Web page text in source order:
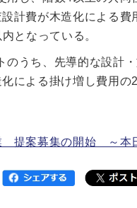
計費が木造化による
となっている。
うち、先導的な設計
による掛け増し費用の
提案募集の開始 ～本